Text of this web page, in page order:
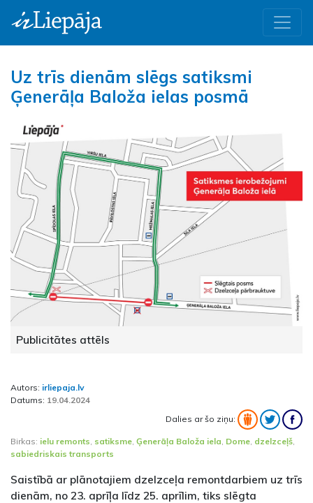
Uz trīs dienām slēgs satiksmi
Ģenerāļa Baloža ielas posmā
Publicitātes attēls
Autors: irliepaja.lv
Datums: 19.04.2024
Dalies ar šo ziņu:
Birkas: ielu remonts satiksme Ģenerāļa Baloža iela Dome dzelzceļš
sabiedriskais transports
Saistībā ar plānotajiem dzelzceļa remontdarbiem uz trīs
dienām, no 23. aprīļa līdz 25. aprīlim, tiks slēgta